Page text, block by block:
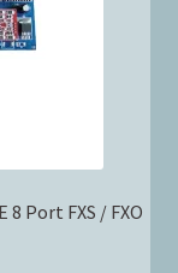
Port FXS / FXO